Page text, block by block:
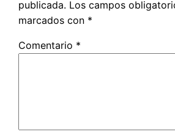
publicada. Los campos
marcados con *
Comentario *